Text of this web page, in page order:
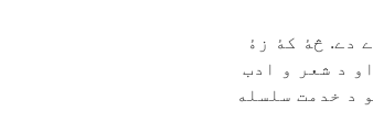
دے. څۀ کۀ زۀ
د شعر و ادب
د خدمت سلسله